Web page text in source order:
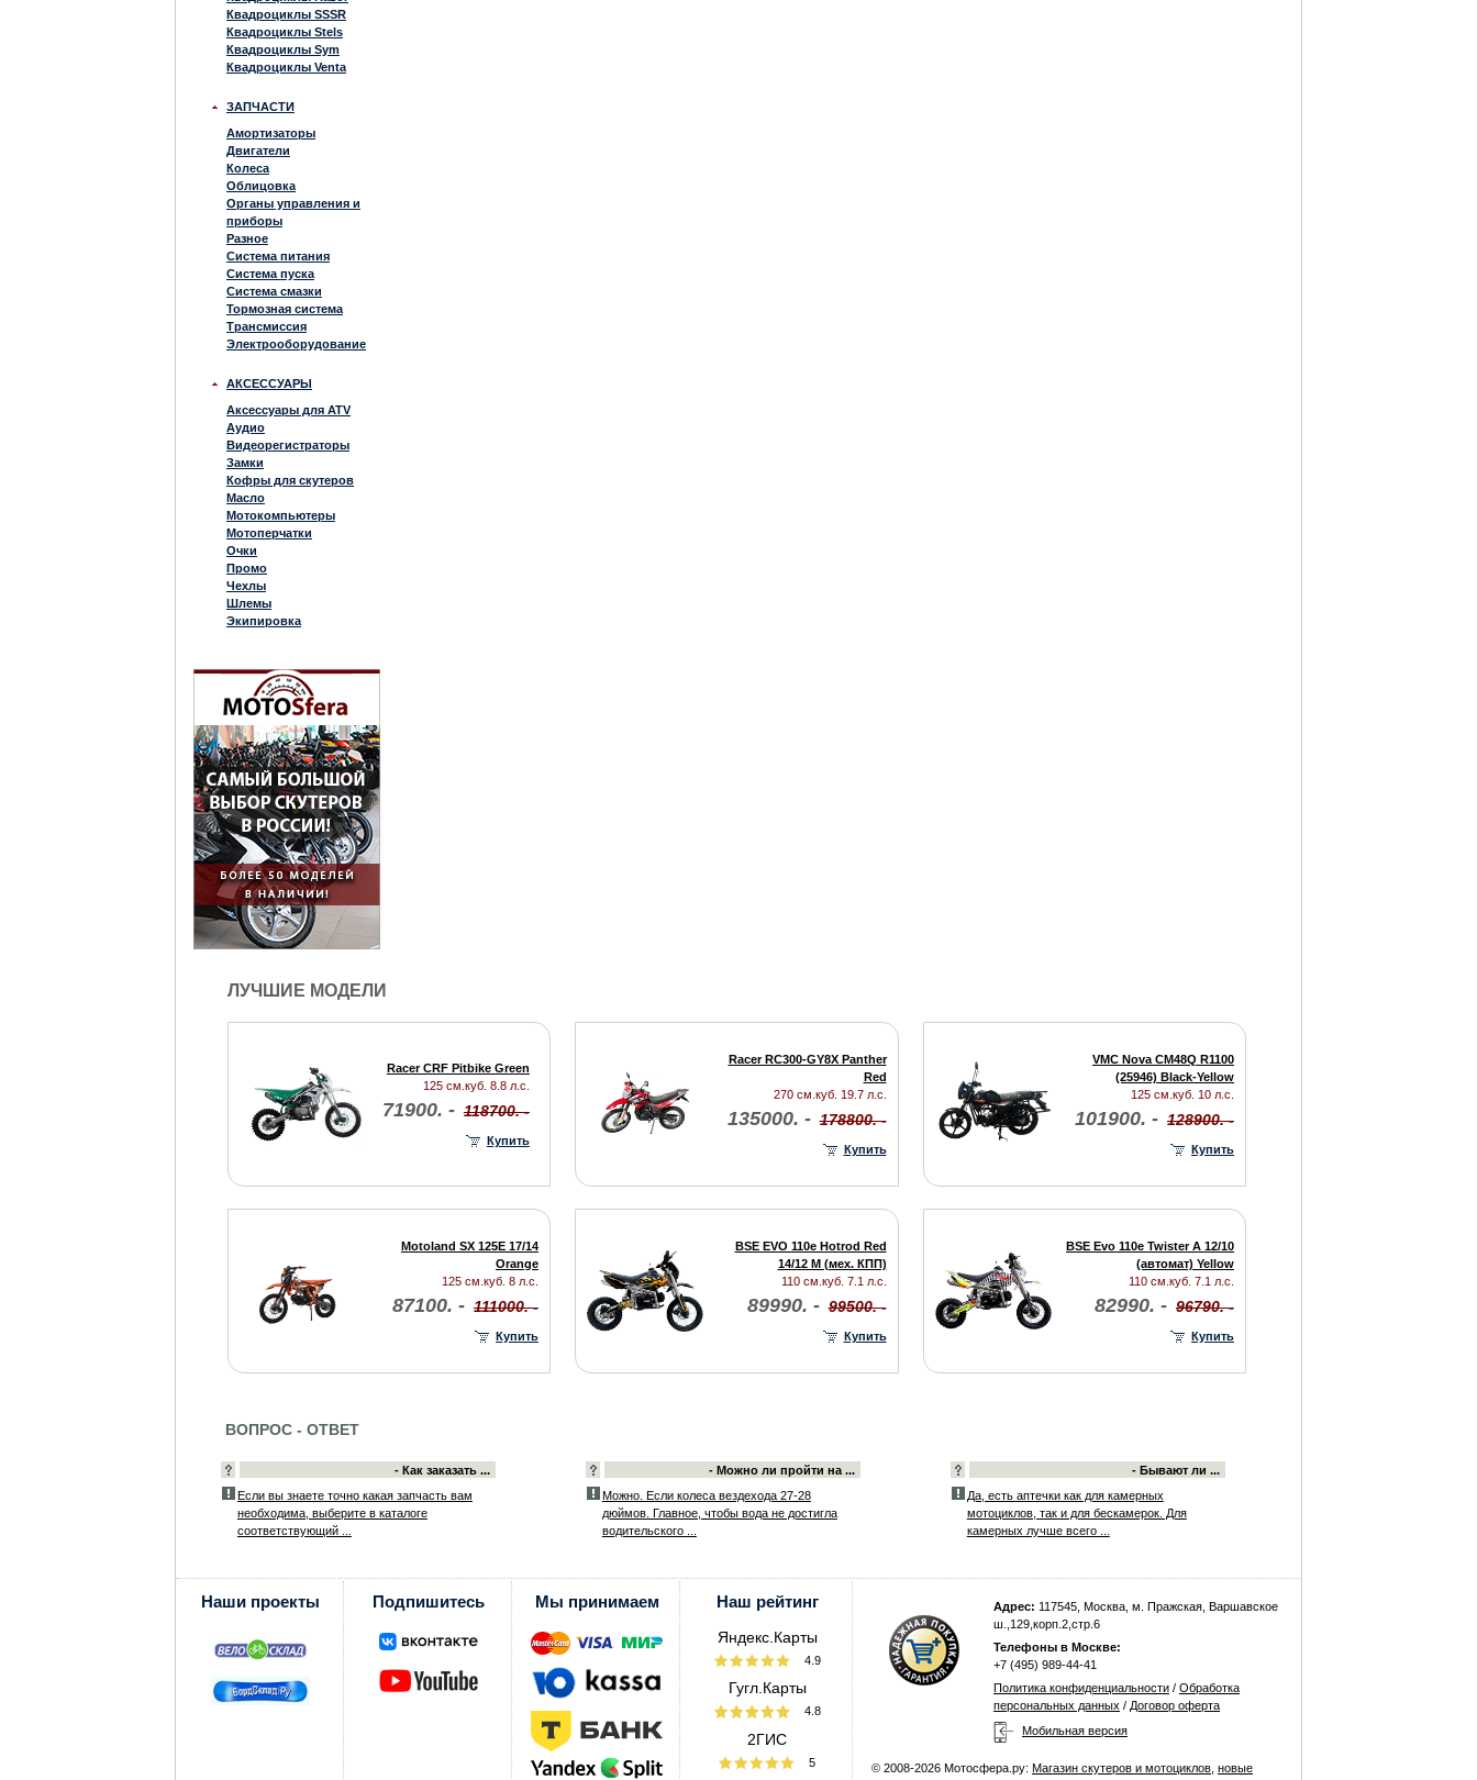
Квадроциклы SSSR
Квадроциклы Stels
Квадроциклы Sym
Квадроциклы Venta
ЗАПЧАСТИ
Амортизаторы
Двигатели
Колеса
Облицовка
Органы управления и
приборы
Разное
Система питания
Система пуска
Система смазки
Тормозная система
Трансмиссия
Электрооборудование
АКСЕССУАРЫ
Аксессуары для ATV
Аудио
Видеорегистраторы
Замки
Кофры для скутеров
Масло
Мотокомпьютеры
Мотоперчатки
Очки
Промо
Чехлы
Шлемы
Экипировка
ЛУЧШИЕ МОДЕЛИ
Racer CRF Pitbike Green
125 см.куб. 8.8 л.с.
71900. - 118700. -
Купить
Racer RC300-GY8X Panther
Red
270 см.куб. 19.7 л.с.
135000. - 178800. -
Купить
VMC Nova CM48Q R1100
(25946) Black-Yellow
125 см.куб. 10 л.с.
101900. - 128900. -
Купить
Motoland SX 125E 17/14
Orange
125 см.куб. 8 л.с.
87100. - 111000. -
Купить
BSE EVO 110e Hotrod Red
14/12 M (мех. КПП)
110 см.куб. 7.1 л.с.
89990. - 99500. -
Купить
BSE Evo 110e Twister A 12/10
(автомат) Yellow
110 см.куб. 7.1 л.с.
82990. - 96790. -
Купить
ВОПРОС - ОТВЕТ
- Как заказать ...
Если вы знаете точно какая запчасть вам
необходима, выберите в каталоге
соответствующий ...
- Можно ли пройти на ...
Можно. Если колеса вездехода 27-28
дюймов. Главное, чтобы вода не достигла
водительского ...
- Бывают ли ...
Да, есть аптечки как для камерных
мотоциклов, так и для бескамерок. Для
камерных лучше всего ...
Наши проекты Подпишитесь Мы принимаем Наш рейтинг
Яндекс.Карты
4.9
Гугл.Карты
4.8
2ГИС
5
Адрес: 117545, Москва, м. Пражская, Варшавское
ш.,129,корп.2,стр.6
Телефоны в Москве:
+7 (495) 989-44-41
Политика конфиденциальности / Обработка
персональных данных / Договор оферта
Мобильная версия
© 2008-2026 Мотосфера.ру: Магазин скутеров и мотоциклов новые